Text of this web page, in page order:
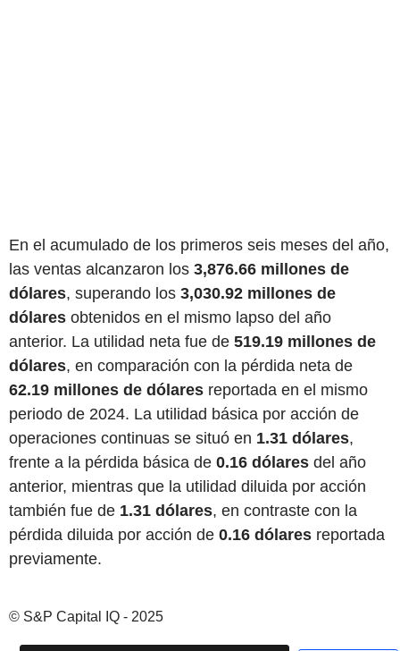
En el acumulado de los primeros seis meses del año,
las ventas alcanzaron los 3,876.66 millones de
dólares, superando los 3,030.92 millones de
dólares obtenidos en el mismo lapso del año
anterior. La utilidad neta fue de 519.19 millones de
dólares, en comparación con la pérdida neta de
62.19 millones de dólares reportada en el mismo
periodo de 2024. La utilidad básica por acción de
operaciones continuas se situó en 1.31 dólares,
frente a la pérdida básica de 0.16 dólares del año
anterior, mientras que la utilidad diluida por acción
también fue de 1.31 dólares, en contraste con la
pérdida diluida por acción de 0.16 dólares reportada
previamente.
© S&P Capital IQ - 2025